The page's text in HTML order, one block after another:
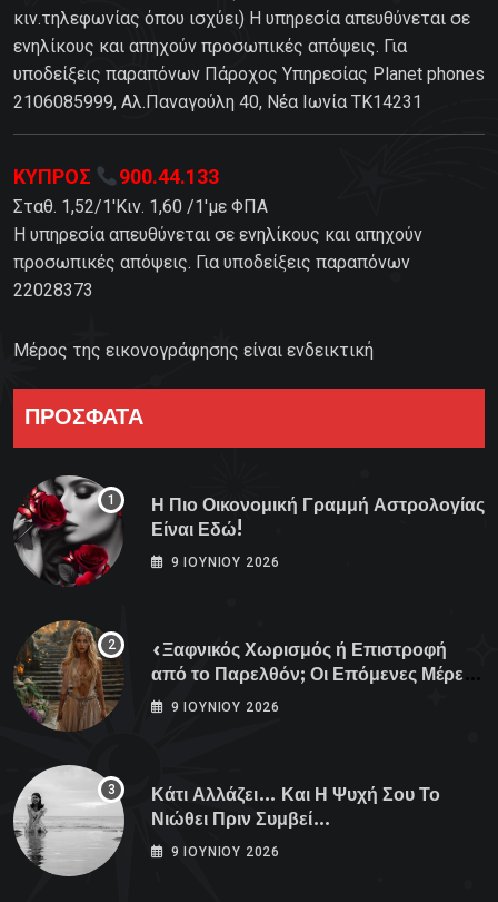
κιν.τηλεφωνίας όπου ισχύει) Η υπηρεσία απευθύνεται σε
ενηλίκους και απηχούν προσωπικές απόψεις. Για
υποδείξεις παραπόνων Πάροχος Υπηρεσίας Planet phones
2106085999, Αλ.Παναγούλη 40, Νέα Ιωνία TK14231
ΚΥΠΡΟΣ 900.44.133
Σταθ. 1,52/1'Κιν. 1,60 /1'με ΦΠΑ
Η υπηρεσία απευθύνεται σε ενηλίκους και απηχούν
προσωπικές απόψεις. Για υποδείξεις παραπόνων
22028373
Μέρος της εικονογράφησης είναι ενδεικτική
ΠΡΟΣΦΑΤΑ
Η Πιο Οικονομική Γραμμή Αστρολογίας
Είναι Εδώ!
9 ΙΟΥΝΊΟΥ 2026
«Ξαφνικός Χωρισμός ή Επιστροφή
από το Παρελθόν; Οι Επόμενες Μέρες
Κρύβουν ΣΟΚ για αυτά τα Ζώδια»
9 ΙΟΥΝΊΟΥ 2026
Κάτι Αλλάζει… Και Η Ψυχή Σου Το
Νιώθει Πριν Συμβεί…
9 ΙΟΥΝΊΟΥ 2026